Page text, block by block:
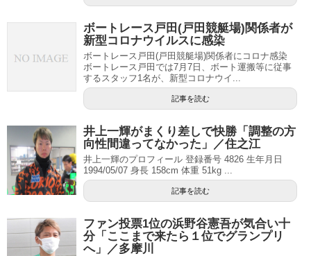
ボートレース戸田(戸田競艇場)関係者が
新型コロナウイルスに感染
ボートレース戸田(戸田競艇場)関係者にコロナ感染
ボートレース戸田では7月7日、ボート運搬等に従事
するスタッフ1名が、新型コロナウイ...
記事を読む
井上一輝がまくり差しで快勝「調整の方
向性間違ってなかった」／住之江
井上一輝のプロフィール 登録番号 4826 生年月日
1994/05/07 身長 158cm 体重 51kg ...
記事を読む
ファン投票1位の浜野谷憲吾が気合い十
分「ここまで来たら１位でグランプリ
へ」／多摩川